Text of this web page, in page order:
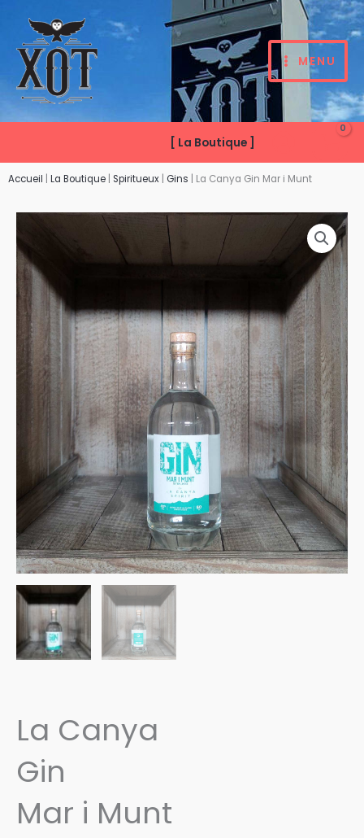
contenu
MENU
[ La Boutique ]
Accueil La Boutique Spiritueux Gins La Canya Gin Mar i Munt
La Canya
Gin
Mar i Munt